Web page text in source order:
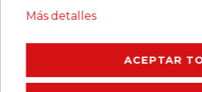
Más detalles
ACEPTAR